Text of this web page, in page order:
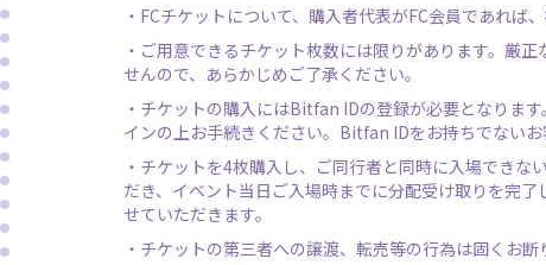
・FCチケットについて、購入者代表がFC会員であれ
・ご用意できるチケット枚数には限りがあります。厳
せんので、あらかじめご了承ください。
・チケットの購入にはBitfan IDの登録が必要となりま
インの上お手続きください。Bitfan IDをお持ちでないお
・チケットを4枚購入し、ご同行者と同時に入場でき
だき、イベント当日ご入場時までに分配受け取りを完
せていただきます。
・チケットの第三者への譲渡、転売等の行為は固くお